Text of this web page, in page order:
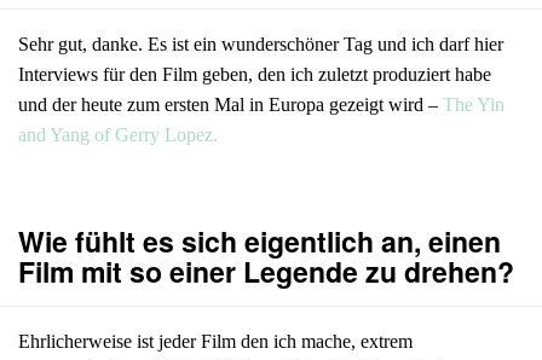
Sehr gut, danke. Es ist ein wunderschöner Tag und ich darf hier
Interviews für den Film geben, den ich zuletzt produziert habe
und der heute zum ersten Mal in Europa gezeigt wird – The Yin
and Yang of Gerry Lopez.
Wie fühlt es sich eigentlich an, einen
Film mit so einer Legende zu drehen?
Ehrlicherweise ist jeder Film den ich mache, extrem